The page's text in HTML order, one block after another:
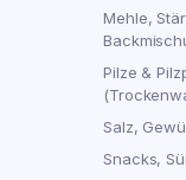
Mehle,
Pilze &
Salz,
Snacks,